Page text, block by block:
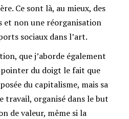
Ce sont là, au mieux, des
et non une réorganisation
sociaux dans l’art.
que j’aborde également
du doigt le fait que
du capitalisme, mais sa
travail, organisé dans le but
de valeur, même si la